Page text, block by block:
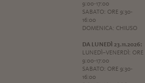
9:00-17:00
SABATO: ORE 9:30-
16:00
DOMENICA: CHIUSO
DA LUNEDÌ 23.11.2026:
LUNEDÌ–VENERDÌ: ORE
9:00-17:00
SABATO: ORE 9:30-
16:00